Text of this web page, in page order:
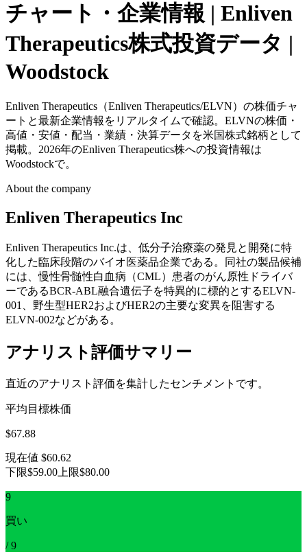
チャート・企業情報 | Enliven
Therapeutics株式投資データ |
Woodstock
Enliven Therapeutics（Enliven Therapeutics/ELVN）の株価チャ
ートと最新企業情報をリアルタイムで確認。ELVNの株価・
高値・安値・配当・業績・決算データを米国株式銘柄として
掲載。2026年のEnliven Therapeutics株への投資情報は
Woodstockで。
About the company
Enliven Therapeutics Inc
Enliven Therapeutics Inc.は、低分子治療薬の発見と開発に特
化した臨床段階のバイオ医薬品企業である。同社の製品候補
には、慢性骨髄性白血病（CML）患者のがん原性ドライバ
ーであるBCR-ABL融合遺伝子を特異的に標的とするELVN-
001、野生型HER2およびHER2の主要な変異を阻害する
ELVN-002などがある。
アナリスト評価サマリー
直近のアナリスト評価を集計したセンチメントです。
平均目標株価
$67.88
現在値 $60.62
下限$59.00 上限$80.00
9
買い
/9